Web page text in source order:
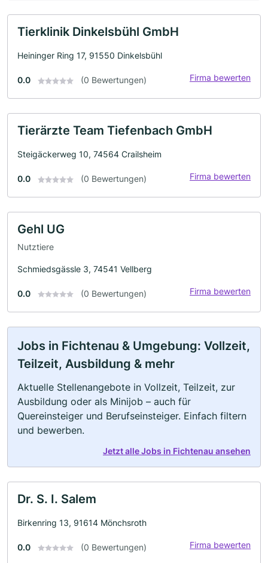
Tierklinik Dinkelsbühl GmbH
Heininger Ring 17, 91550 Dinkelsbühl
0.0 (0 Bewertungen) Firma bewerten
Tierärzte Team Tiefenbach GmbH
Steigäckerweg 10, 74564 Crailsheim
0.0 (0 Bewertungen) Firma bewerten
Gehl UG
Nutztiere
Schmiedsgässle 3, 74541 Vellberg
0.0 (0 Bewertungen) Firma bewerten
Jobs in Fichtenau & Umgebung: Vollzeit,
Teilzeit, Ausbildung & mehr
Aktuelle Stellenangebote in Vollzeit, Teilzeit, zur
Ausbildung oder als Minijob – auch für
Quereinsteiger und Berufseinsteiger. Einfach filtern
und bewerben.
Jetzt alle Jobs in Fichtenau ansehen
Dr. S. I. Salem
Birkenring 13, 91614 Mönchsroth
0.0 (0 Bewertungen) Firma bewerten